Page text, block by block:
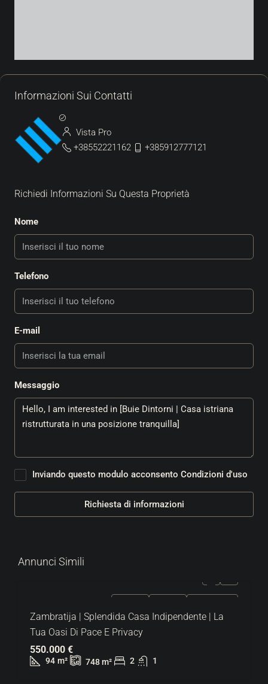
Informazioni Sui Contatti
Vista Pro
+38552221162
+385912777121
Richiedi Informazioni Su Questa Proprietà
Nome
Telefono
E-mail
Messaggio
Inviando questo modulo acconsento Condizioni d'uso
Richiesta di informazioni
Annunci Simili
Zambratija | Splendida Casa Indipendente | La
Tua Oasi Di Pace E Privacy
550.000 €
94 m² 748m² 2 1